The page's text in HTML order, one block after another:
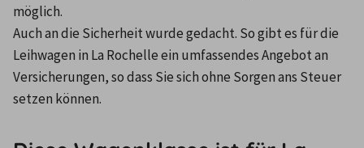
möglich.
Auch an die Sicherheit wurde gedacht. So gibt es für die
Leihwagen in La Rochelle ein umfassendes Angebot an
Versicherungen, so dass Sie sich ohne Sorgen ans Steuer
setzen können.